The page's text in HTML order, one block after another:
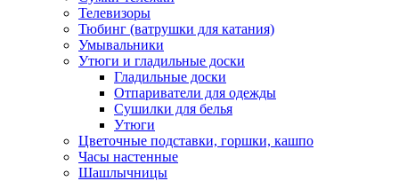
Телевизоры
Тюбинг (ватрушки для катания)
Умывальники
Утюги и гладильные доски
Гладильные доски
Отпариватели для одежды
Сушилки для белья
Утюги
Цветочные подставки, горшки, кашпо
Часы настенные
Шашлычницы